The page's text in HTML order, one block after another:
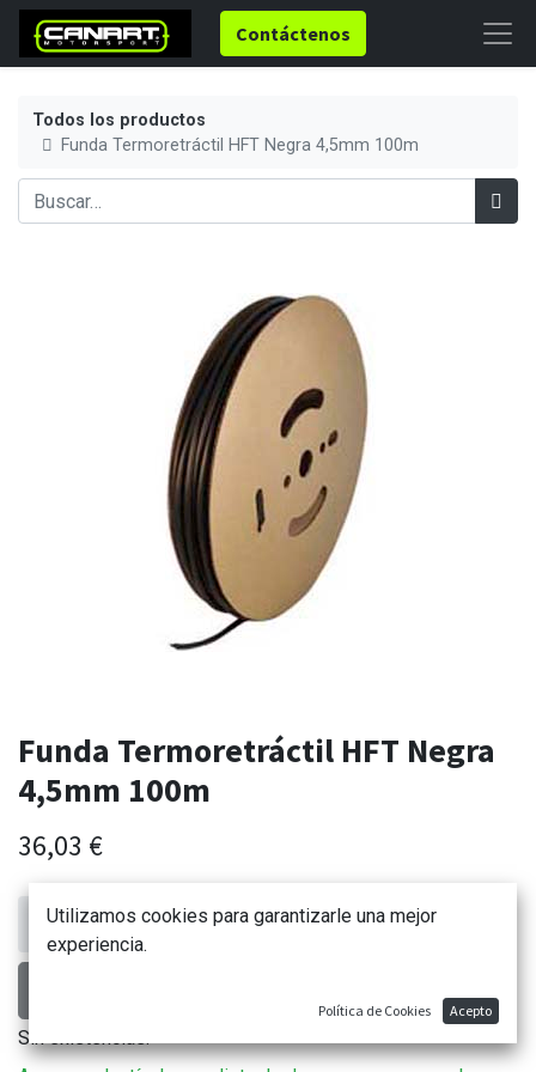
Contáctenos
Todos los productos
Funda Termoretráctil HFT Negra 4,5mm 100m
Funda Termoretráctil HFT Negra
4,5mm 100m
36,03 €
Sin existencias.
Utilizamos cookies para garantizarle una mejor
experiencia.
Política de Cookies Acepto